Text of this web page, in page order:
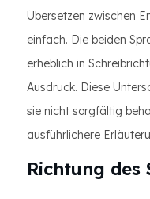
Übersetzen zwischen
einfach. Die beiden
erheblich in
Ausdruck. Diese
sie nicht sorgfältig
ausführlichere
Richtung des